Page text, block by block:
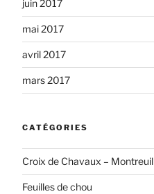
juin 2017
mai 2017
avril 2017
mars 2017
CATÉGORIES
Croix de Chavaux – Montreuil
Feuilles de chou